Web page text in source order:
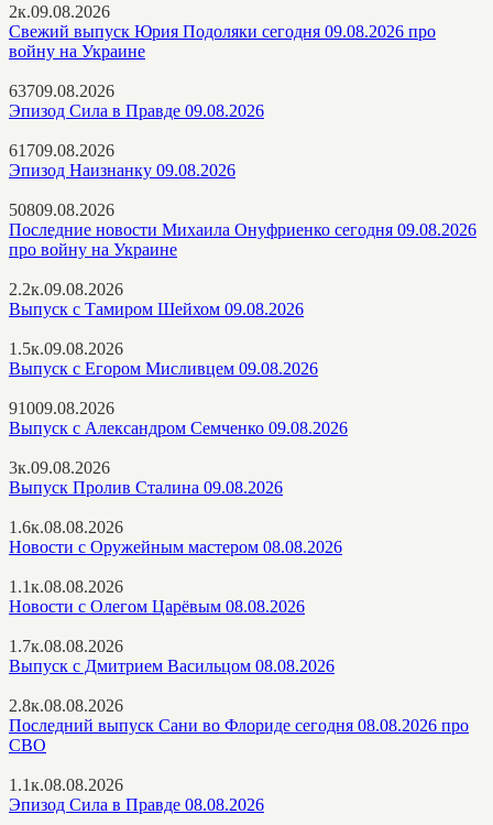
2к.09.08.2026
Свежий выпуск Юрия Подоляки сегодня 09.08.2026 про
войну на Украине
63709.08.2026
Эпизод Сила в Правде 09.08.2026
61709.08.2026
Эпизод Наизнанку 09.08.2026
50809.08.2026
Последние новости Михаила Онуфриенко сегодня 09.08.2026
про войну на Украине
2.2к.09.08.2026
Выпуск с Тамиром Шейхом 09.08.2026
1.5к.09.08.2026
Выпуск с Егором Мисливцем 09.08.2026
91009.08.2026
Выпуск с Александром Семченко 09.08.2026
3к.09.08.2026
Выпуск Пролив Сталина 09.08.2026
1.6к.08.08.2026
Новости с Оружейным мастером 08.08.2026
1.1к.08.08.2026
Новости с Олегом Царёвым 08.08.2026
1.7к.08.08.2026
Выпуск с Дмитрием Васильцом 08.08.2026
2.8к.08.08.2026
Последний выпуск Сани во Флориде сегодня 08.08.2026 про
СВО
1.1к.08.08.2026
Эпизод Сила в Правде 08.08.2026